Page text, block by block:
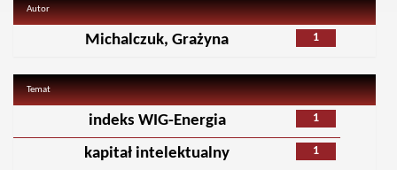
Autor
1
Michalczuk, Grażyna
Temat
1
indeks WIG-Energia
1
kapitał intelektualny